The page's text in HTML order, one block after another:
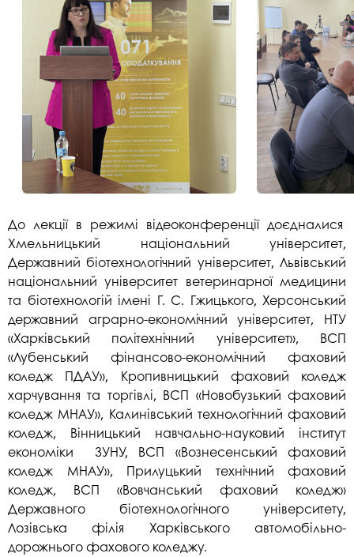
До лекції в режимі відеоконференції доєдналися
Хмельницький національний університет,
Державний біотехнологічний університет, Львівський
національний університет ветеринарної медицини
та біотехнологій імені Г. С. Гжицького, Херсонський
державний аграрно-економічний університет, НТУ
«Харківський політехнічний університет», ВСП
«Лубенський фінансово-економічний фаховий
коледж ПДАУ», Кропивницький фаховий коледж
харчування та торгівлі, ВСП «Новобузький фаховий
коледж МНАУ», Калинівський технологічний фаховий
коледж, Вінницький навчально-науковий інститут
економіки ЗУНУ, ВСП «Вознесенський фаховий
коледж МНАУ», Прилуцький технічний фаховий
коледж, ВСП «Вовчанський фаховий коледж»
Державного біотехнологічного університету,
Лозівська філія Харківського автомобільно-
дорожнього фахового коледжу.